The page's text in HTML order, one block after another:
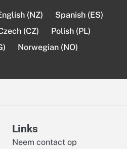
(NZ)
Spanish (ES)
(CZ)
Polish (PL)
Norwegian (NO)
Links
Neem contact op